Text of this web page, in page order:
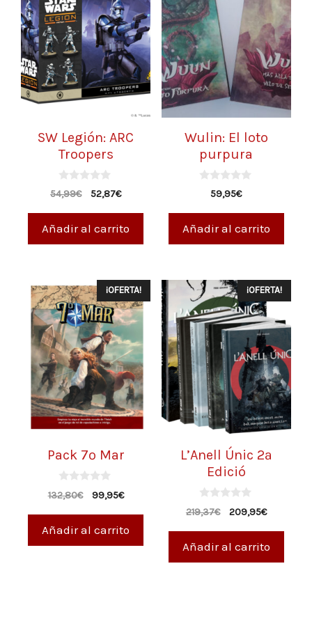
SW Legión: ARC
Troopers
0
d
54,99€ 52,87€
Añadir al carrito
Wulin: El loto
purpura
59,95€
Añadir al carrito
¡OFERTA!
Pack 7º Mar
0
d
132,80€ 99,95€
Añadir al carrito
¡OFERTA!
L’Anell Únic 2ª
Edició
0
d
219,37€ 209,95€
Añadir al carrito